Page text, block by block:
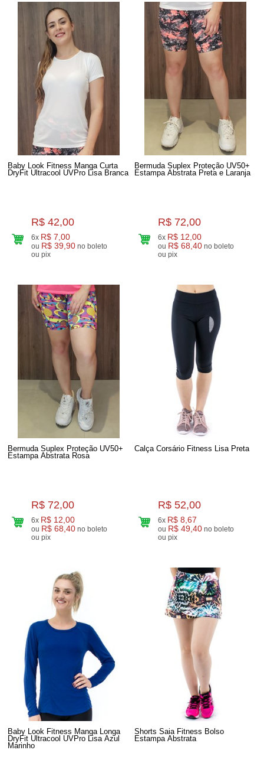
Baby Look Fitness Manga Curta
DryFit Ultracool UVPro Lisa Branca
R$ 42,00
6x R$ 7,00
ou R$ 39,90 no boleto
ou pix
Bermuda Suplex Proteção UV50+
Estampa Abstrata Preta e Laranja
R$ 72,00
6x R$ 12,00
ou R$ 68,40 no boleto
ou pix
Bermuda Suplex Proteção UV50+
Estampa Abstrata Rosa
R$ 72,00
6x R$ 12,00
ou R$ 68,40 no boleto
ou pix
Calça Corsário Fitness Lisa Preta
R$ 52,00
6x R$ 8,67
ou R$ 49,40 no boleto
ou pix
Baby Look Fitness Manga Longa
DryFit Ultracool UVPro Lisa Azul
Marinho
Shorts Saia Fitness Bolso
Estampa Abstrata